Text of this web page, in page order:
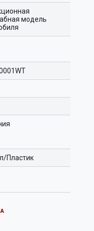
модель
Пластик